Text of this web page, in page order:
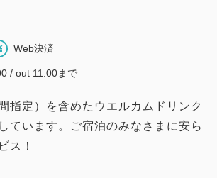
Web決済
/ out 11:00まで
指定）を含めたウエルカムドリンク
ています。ご宿泊のみなさまに安ら
ス！